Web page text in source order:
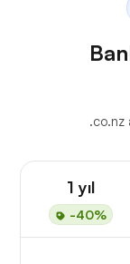
.co.nz
1 yıl
-40%